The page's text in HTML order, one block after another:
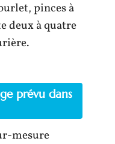
pinces à
deux à quatre
prévu dans
mesure